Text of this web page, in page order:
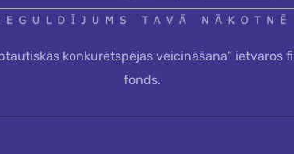
konkurētspējas veicināšana” ietvaros
fonds.